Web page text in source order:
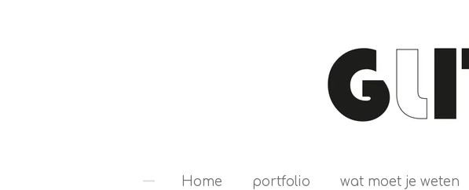
Home portfolio wat moet je weten